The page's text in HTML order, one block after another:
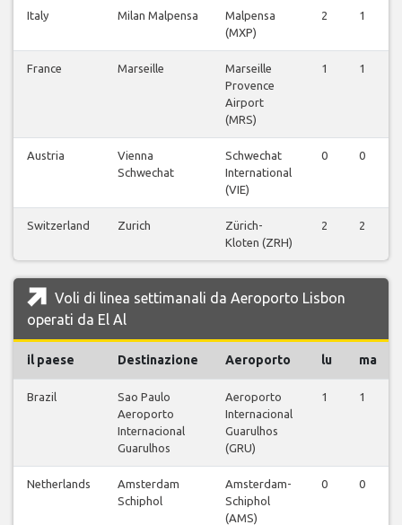
Italy Milan Malpensa
Malpensa
(MXP)
2 1
France Marseille
Marseille
Provence
Airport
(MRS)
1 1
Austria
Vienna
Schwechat
Schwechat
International
(VIE)
0 0
Switzerland Zurich
Zürich-
Kloten (ZRH)
2 2
Voli di linea settimanali da Aeroporto Lisbon
operati da El Al
il paese Destinazione Aeroporto lu ma
Brazil
Sao Paulo
Aeroporto
Internacional
Guarulhos
Aeroporto
Internacional
Guarulhos
(GRU)
1 1
Netherlands
Amsterdam
Schiphol
Amsterdam-
Schiphol
(AMS)
0 0